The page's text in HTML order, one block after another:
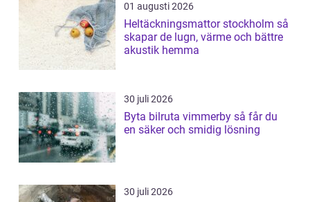
01 augusti 2026
Heltäckningsmattor stockholm så
skapar de lugn, värme och bättre
akustik hemma
30 juli 2026
Byta bilruta vimmerby så får du
en säker och smidig lösning
30 juli 2026